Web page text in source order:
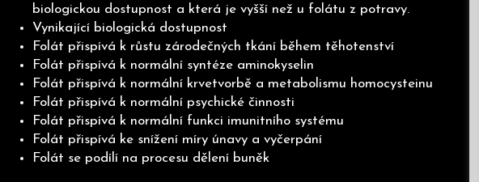
biologickou dostupnost a která je vyšší než u folátu z potravy.
Vynikající biologická dostupnost
Folát přispívá k růstu zárodečných tkání během těhotenství
Folát přispívá k normální syntéze aminokyselin
Folát přispívá k normální krvetvorbě a metabolismu homocysteinu
Folát přispívá k normální psychické činnosti
Folát přispívá k normální funkci imunitního systému
Folát přispívá ke snížení míry únavy a vyčerpání
Folát se podílí na procesu dělení buněk